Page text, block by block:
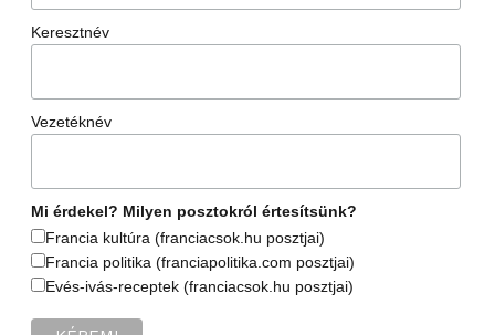
Keresztnév
Vezetéknév
Mi érdekel? Milyen posztokról értesítsünk?
Francia kultúra (franciacsok.hu posztjai)
Francia politika (franciapolitika.com posztjai)
Evés-ivás-receptek (franciacsok.hu posztjai)